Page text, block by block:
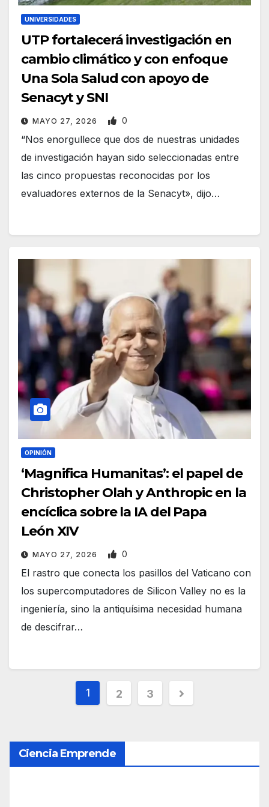
UNIVERSIDADES
UTP fortalecerá investigación en
cambio climático y con enfoque
Una Sola Salud con apoyo de
Senacyt y SNI
MAYO 27, 2026 0
“Nos enorgullece que dos de nuestras unidades
de investigación hayan sido seleccionadas entre
las cinco propuestas reconocidas por los
evaluadores externos de la Senacyt», dijo…
OPINIÓN
‘Magnifica Humanitas’: el papel de
Christopher Olah y Anthropic en la
encíclica sobre la IA del Papa
León XIV
MAYO 27, 2026 0
El rastro que conecta los pasillos del Vaticano con
los supercomputadores de Silicon Valley no es la
ingeniería, sino la antiquísima necesidad humana
de descifrar…
g
i
1 2 3
Ciencia Emprende